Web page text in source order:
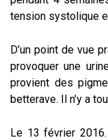
tension systolique
D’un point de vue
provoquer une
provient des
betterave. Il n’y a
Le 13 février